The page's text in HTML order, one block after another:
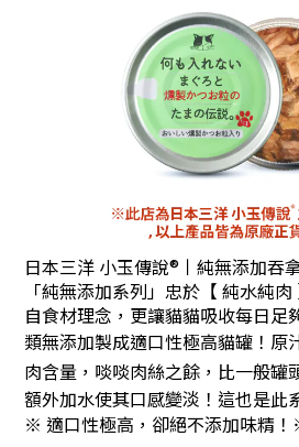
日本三洋 小玉傳說®丨純無添加吞
「純無添加系列」忠於【 純水純
自食材理念，更讓貓貓吸收每日足
類無添加製成適口性極高貓罐！原
肉含量 ，啖啖肉絲之餘，比一般罐
額外加水使其口感變淡！這也是此
※ 適口性極高，卻絕不添加味精